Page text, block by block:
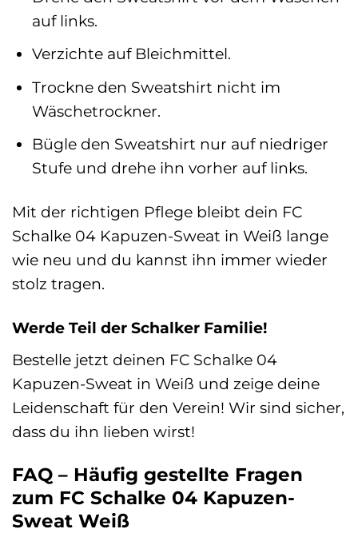
auf links.
Verzichte auf Bleichmittel.
Trockne den Sweatshirt nicht im
Wäschetrockner.
Bügle den Sweatshirt nur auf niedriger
Stufe und drehe ihn vorher auf links.
Mit der richtigen Pflege bleibt dein FC
Schalke 04 Kapuzen-Sweat in Weiß lange
wie neu und du kannst ihn immer wieder
stolz tragen.
Werde Teil der Schalker Familie!
Bestelle jetzt deinen FC Schalke 04
Kapuzen-Sweat in Weiß und zeige deine
Leidenschaft für den Verein! Wir sind sicher,
dass du ihn lieben wirst!
FAQ – Häufig gestellte Fragen
zum FC Schalke 04 Kapuzen-
Sweat Weiß